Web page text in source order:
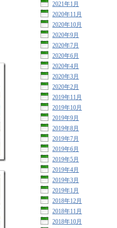
2021年1月
2020年11月
2020年10月
2020年9月
2020年7月
2020年6月
2020年4月
2020年3月
2020年2月
2019年11月
2019年10月
2019年9月
2019年8月
2019年7月
2019年6月
2019年5月
2019年4月
2019年3月
2019年1月
2018年12月
2018年11月
2018年10月